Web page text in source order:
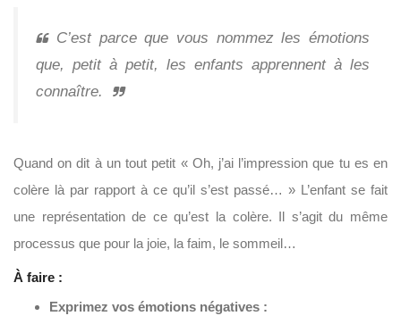
C’est parce que vous nommez les émotions
que, petit à petit, les enfants apprennent à les
connaître.
Quand on dit à un tout petit « Oh, j’ai l’impression que tu es en
colère là par rapport à ce qu’il s’est passé… » L’enfant se fait
une représentation de ce qu’est la colère. Il s’agit du même
processus que pour la joie, la faim, le sommeil…
À faire :
Exprimez vos émotions négatives :